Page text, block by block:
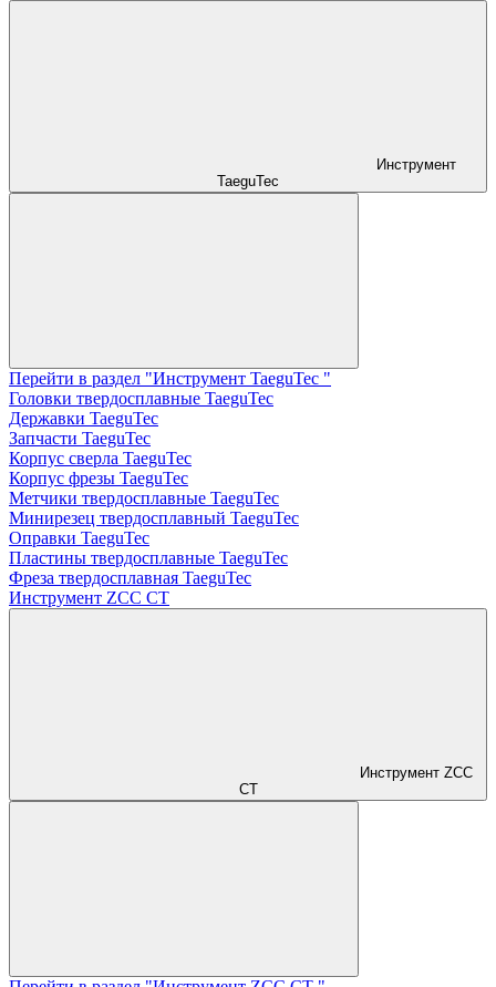
Инструмент
TaeguTec
Перейти в раздел "Инструмент TaeguTec "
Головки твердосплавные TaeguTec
Державки TaeguTec
Запчасти TaeguTec
Корпус сверла TaeguTec
Корпус фрезы TaeguTec
Метчики твердосплавные TaeguTec
Минирезец твердосплавный TaeguTec
Оправки TaeguTec
Пластины твердосплавные TaeguTec
Фреза твердосплавная TaeguTec
Инструмент ZCС CT
Инструмент ZCС
CT